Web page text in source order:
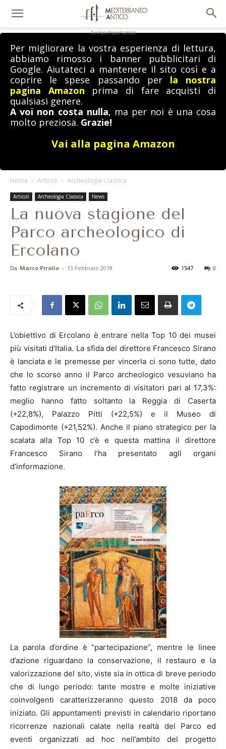
Avviso importante!
Per migliorare la vostra esperienza di lettura,
abbiamo rimosso i banner pubblicitari di
Google. Aiutateci a mantenere il sito così e a
coprire le spese passando per la nostra
pagina Amazon prima di fare acquisti di
qualsiasi genere.
A voi non costa nulla, ma per noi è una cosa
molto preziosa. Grazie!
Vai alla pagina Amazon
Home Articoli Archeologia Classica
Articoli Archeologia Classica News
La nuova stagione del
Parco archeologico di
Ercolano
Da Marco Pirollo - 13 Febbraio 2018 0
1547
L’obiettivo di Ercolano è entrare nella Top 10 dei musei
più visitati d’Italia. La sfida del direttore Francesco Sirano
è lanciata e le premesse per vincerla ci sono tutte, dato
che lo scorso anno il Parco archeologico vesuviano ha
fatto registrare un incremento di visitatori pari al 17,3%:
meglio hanno fatto soltanto la Reggia di Caserta
(+22,8%), Palazzo Pitti (+22,5%) e il Museo di
Capodimonte (+21,52%). Anche il piano strategico per la
scalata alla Top 10 c’è e questa mattina il direttore
Francesco Sirano l’ha presentato agli organi
d’informazione.
La parola d’ordine è “partecipazione”, mentre le linee
d’azione riguardano la conservazione, il restauro e la
valorizzazione del sito, viste sia in ottica di breve periodo
che di lungo periodo: tante mostre e molte iniziative
coinvolgenti caratterizzeranno questo 2018 da poco
iniziato. Gli appuntamenti previsti in calendario riportano
ricorrenze nazionali calate nella realtà del Parco ed
eventi organizzati ad hoc nell’ambito del progetto